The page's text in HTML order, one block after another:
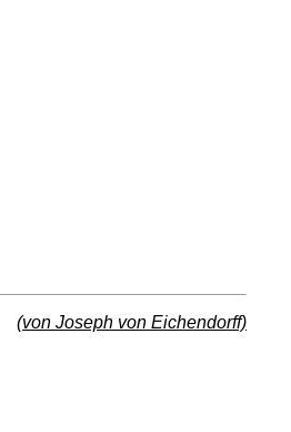
(von Joseph von Eichendorff)